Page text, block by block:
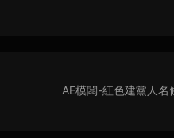
AE模闆-紅色建黨人名